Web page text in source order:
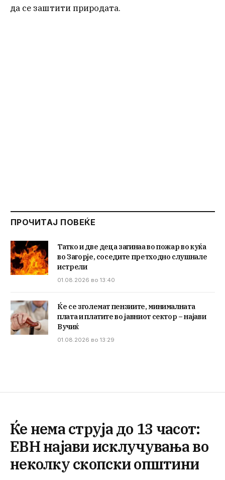
да се заштити природата.
ПРОЧИТАЈ ПОВЕЌЕ
Татко и две деца загинаа во пожар во куќа
во Загорје, соседите претходно слушнале
истрели
01.08.2026 во 13:40
Ќе се зголемат пензиите, минималната
плата и платите во јавниот сектор – најави
Вучиќ
01.08.2026 во 13:29
Ќе нема струја до 13 часот:
ЕВН најави исклучувања во
неколку скопски општини